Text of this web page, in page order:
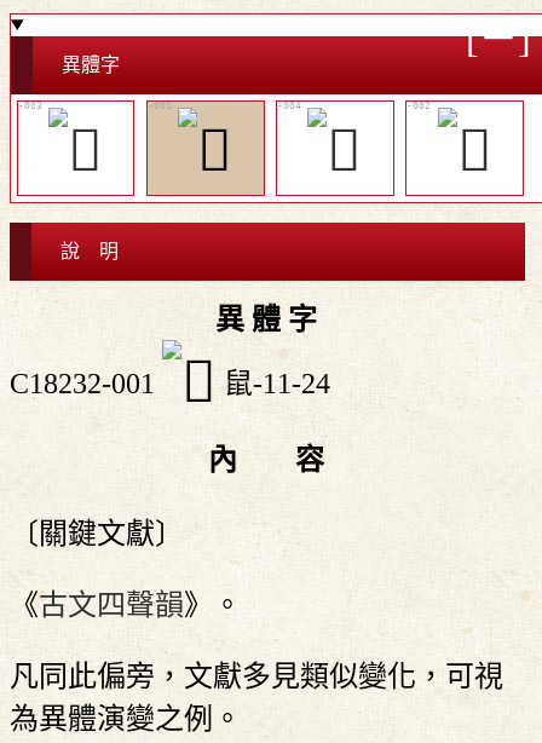
異體字
說 明
異 體 字
C18232-001 鼠-11-24
內 容
〔關鍵文獻〕
《古文四聲韻》。
凡同此偏旁，文獻多見類似變化，可視
為異體演變之例。